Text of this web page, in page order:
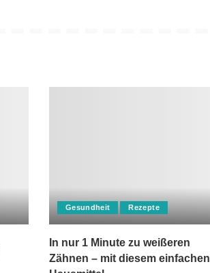
Gesundheit Rezepte
In nur 1 Minute zu weißeren
Zähnen – mit diesem einfachen